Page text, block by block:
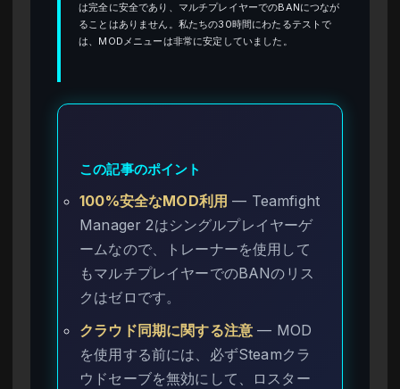
は完全に安全であり、マルチプレイヤーでのBANにつなが
ることはありません。私たちの30時間にわたるテストで
は、MODメニューは非常に安定していました。
この記事のポイント
100%安全なMOD利用 — Teamfight
Manager 2はシングルプレイヤーゲ
ームなので、トレーナーを使用して
もマルチプレイヤーでのBANのリス
クはゼロです。
クラウド同期に関する注意 — MOD
を使用する前には、必ずSteamクラ
ウドセーブを無効にして、ロスター